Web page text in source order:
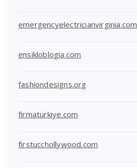
emergencyelectricianvirginia.com
ensikloblogia.com
fashiondesigns.org
firmaturkiye.com
firstucchollywood.com